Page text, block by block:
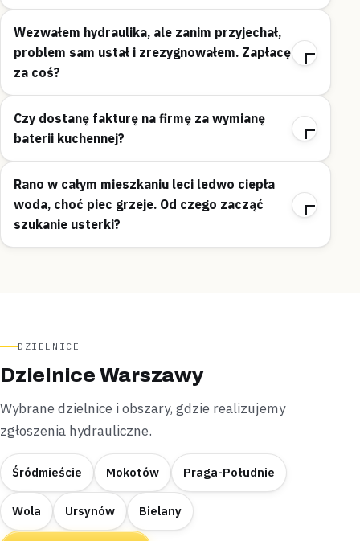
Wezwałem hydraulika, ale zanim przyjechał,
problem sam ustał i zrezygnowałem. Zapłacę
za coś?
Czy dostanę fakturę na firmę za wymianę
baterii kuchennej?
Rano w całym mieszkaniu leci ledwo ciepła
woda, choć piec grzeje. Od czego zacząć
szukanie usterki?
DZIELNICE
Dzielnice Warszawy
Wybrane dzielnice i obszary, gdzie realizujemy
zgłoszenia hydrauliczne.
Śródmieście Mokotów Praga-Południe
Wola Ursynów Bielany